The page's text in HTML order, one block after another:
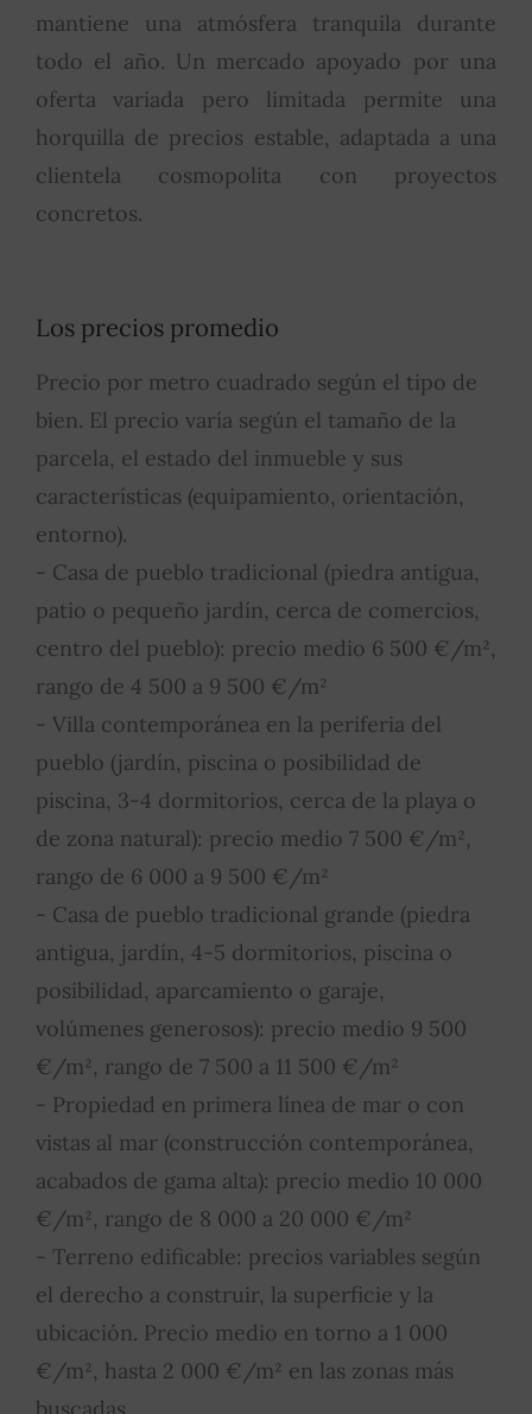
mantiene una atmósfera tranquila durante
todo el año. Un mercado apoyado por una
oferta variada pero limitada permite una
horquilla de precios estable, adaptada a una
clientela cosmopolita con proyectos
concretos.
Los precios promedio
Precio por metro cuadrado según el tipo de
bien. El precio varía según el tamaño de la
parcela, el estado del inmueble y sus
características (equipamiento, orientación,
entorno).
- Casa de pueblo tradicional (piedra antigua,
patio o pequeño jardín, cerca de comercios,
centro del pueblo): precio medio 6 500 €/m²,
rango de 4 500 a 9 500 €/m²
- Villa contemporánea en la periferia del
pueblo (jardín, piscina o posibilidad de
piscina, 3-4 dormitorios, cerca de la playa o
de zona natural): precio medio 7 500 €/m²,
rango de 6 000 a 9 500 €/m²
- Casa de pueblo tradicional grande (piedra
antigua, jardín, 4-5 dormitorios, piscina o
posibilidad, aparcamiento o garaje,
volúmenes generosos): precio medio 9 500
€/m², rango de 7 500 a 11 500 €/m²
- Propiedad en primera línea de mar o con
vistas al mar (construcción contemporánea,
acabados de gama alta): precio medio 10 000
€/m², rango de 8 000 a 20 000 €/m²
- Terreno edificable: precios variables según
el derecho a construir, la superficie y la
ubicación. Precio medio en torno a 1 000
€/m², hasta 2 000 €/m² en las zonas más